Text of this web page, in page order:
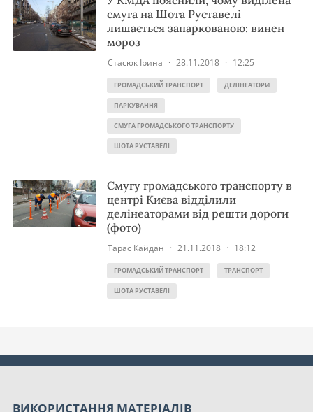
смуга на Шота Руставелі
лишається запаркованою: винен
мороз
Стасюк Ірина · 28.11.2018 · 12:25
ГРОМАДСЬКИЙ ТРАНСПОРТ ДЕЛІНЕАТОРИ
ПАРКУВАННЯ
СМУГА ГРОМАДСЬКОГО ТРАНСПОРТУ
ШОТА РУСТАВЕЛІ
Смугу громадського транспорту в
центрі Києва відділили
делінеаторами від решти дороги
(фото)
Тарас Кайдан · 21.11.2018 · 18:12
ГРОМАДСЬКИЙ ТРАНСПОРТ ТРАНСПОРТ
ШОТА РУСТАВЕЛІ
ВИКОРИСТАННЯ МАТЕРІАЛІВ